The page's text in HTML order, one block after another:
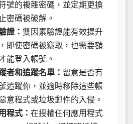
號的複雜密碼，並定期更換
密碼被破解。
證： 雙因素驗證能有效提升
即使密碼被竊取，也需要額
能登入帳號。
者和追蹤名單： 留意是否有
追蹤你，並適時移除這些帳
意程式或垃圾郵件的入侵。
程式： 在授權任何應用程式